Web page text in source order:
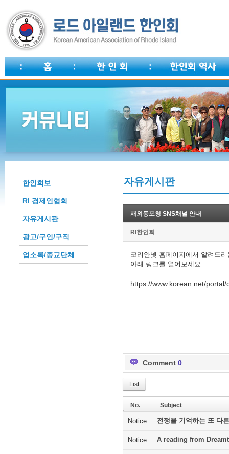
한인회보
RI 경제인협회
자유게시판
광고/구인/구직
업소록/종교단체
자유게시판
재외동포청 SNS채널 안내
RI한인회
코리안넷 홈페이지에서 알려드
아래 링크를 열어보세요.
https://www.korean.net/
Comment 0
List
No. Subject
Notice 전쟁을 기억하는 또 다
Notice A reading from